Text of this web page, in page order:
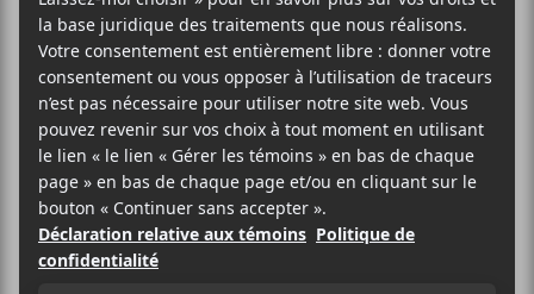
2018 : septième
soirée des
préliminaires
C’était l’ultime soirée des